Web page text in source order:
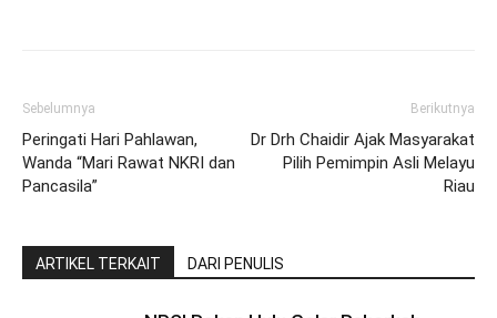
Sebelumnya
Peringati Hari Pahlawan,
Wanda “Mari Rawat NKRI dan
Pancasila”
Berikutnya
Dr Drh Chaidir Ajak Masyarakat
Pilih Pemimpin Asli Melayu
Riau
ARTIKEL TERKAIT DARI PENULIS